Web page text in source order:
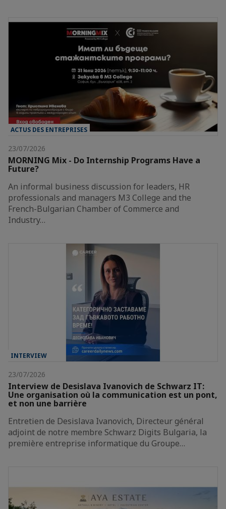
ACTUS DES ENTREPRISES
23/07/2026
MORNING Mix - Do Internship Programs Have a
Future?
An informal business discussion for leaders, HR
professionals and managers M3 College and the
French-Bulgarian Chamber of Commerce and
Industry…
INTERVIEW
23/07/2026
Interview de Desislava Ivanovich de Schwarz IT:
Une organisation où la communication est un pont,
et non une barrière
Entretien de Desislava Ivanovich, Directeur général
adjoint de notre membre Schwarz Digits Bulgaria, la
première entreprise informatique du Groupe…